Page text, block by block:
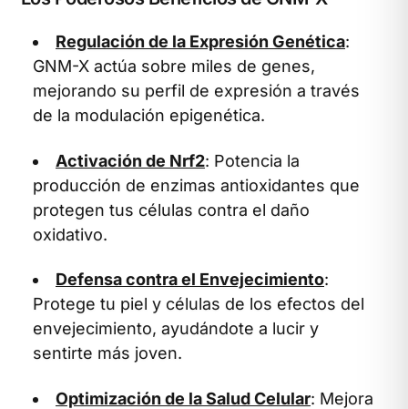
Regulación de la Expresión Genética:
GNM-X actúa sobre miles de genes,
mejorando su perfil de expresión a través
de la modulación epigenética.
Activación de Nrf2: Potencia la
producción de enzimas antioxidantes que
protegen tus células contra el daño
oxidativo.
Defensa contra el Envejecimiento:
Protege tu piel y células de los efectos del
envejecimiento, ayudándote a lucir y
sentirte más joven.
Optimización de la Salud Celular: Mejora